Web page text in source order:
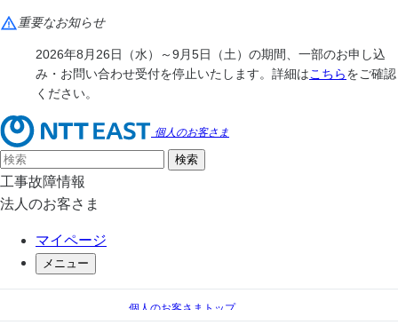
重要なお知らせ
2026年8月26日（水）～9月5日（土）の期間、一部のお申し込
み・お問い合わせ受付を停止いたします。詳細はこちらをご確認
ください。
個人のお客さま
工事故障情報
法人のお客さま
マイページ
メニュー
個人のお客さまトップ
電話